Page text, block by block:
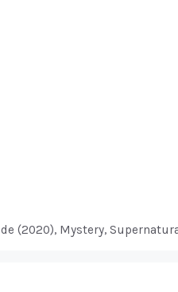
(2020), Mystery,